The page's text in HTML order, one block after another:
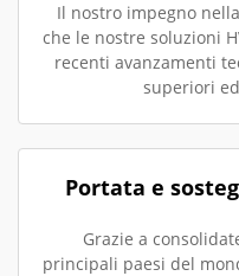
Il nostro impegno
che le nostre soluzioni
recenti avanzamenti
superiori
Portata e
Grazie a
principali paesi del